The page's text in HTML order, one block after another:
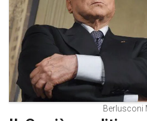
Berlusconi